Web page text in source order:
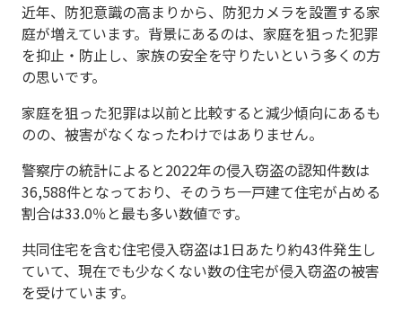
近年、防犯意識の高まりから、防犯カメラを設置する家
庭が増えています。背景にあるのは、家庭を狙った犯罪
を抑止・防止し、家族の安全を守りたいという多くの方
の思いです。
家庭を狙った犯罪は以前と比較すると減少傾向にあるも
のの、被害がなくなったわけではありません。
警察庁の統計によると2022年の侵入窃盗の認知件数は
36,588件となっており、そのうち一戸建て住宅が占める
割合は33.0％と最も多い数値です。
共同住宅を含む住宅侵入窃盗は1日あたり約43件発生し
ていて、現在でも少なくない数の住宅が侵入窃盗の被害
を受けています。